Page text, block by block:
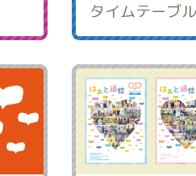
タイムテーブ